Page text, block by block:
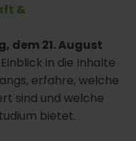
&
dem 21. August
in die Inhalte
erfahre, welche
sind und welche
bietet.